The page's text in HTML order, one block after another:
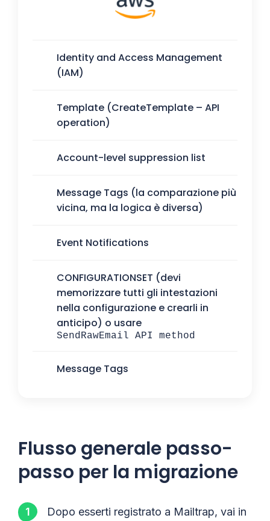
Identity and Access Management
(IAM)
Template (CreateTemplate – API
operation)
Account-level suppression list
Message Tags (la comparazione più
vicina, ma la logica è diversa)
Event Notifications
CONFIGURATIONSET (devi
memorizzare tutti gli intestazioni
nella configurazione e crearli in
anticipo) o usare
SendRawEmail API method
Message Tags
Flusso generale passo-
passo per la migrazione
Dopo esserti registrato a Mailtrap, vai in